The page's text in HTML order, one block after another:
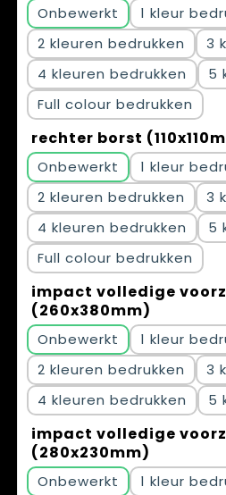
Onbewerkt
1
2
3
4
5
Full colour
rechter borst
Onbewerkt
1
2
3
4
5
Full colour
impact volledige
(260x380mm)
Onbewerkt
1
2
3
4
5
impact volledige
(280x230mm)
Onbewerkt 1